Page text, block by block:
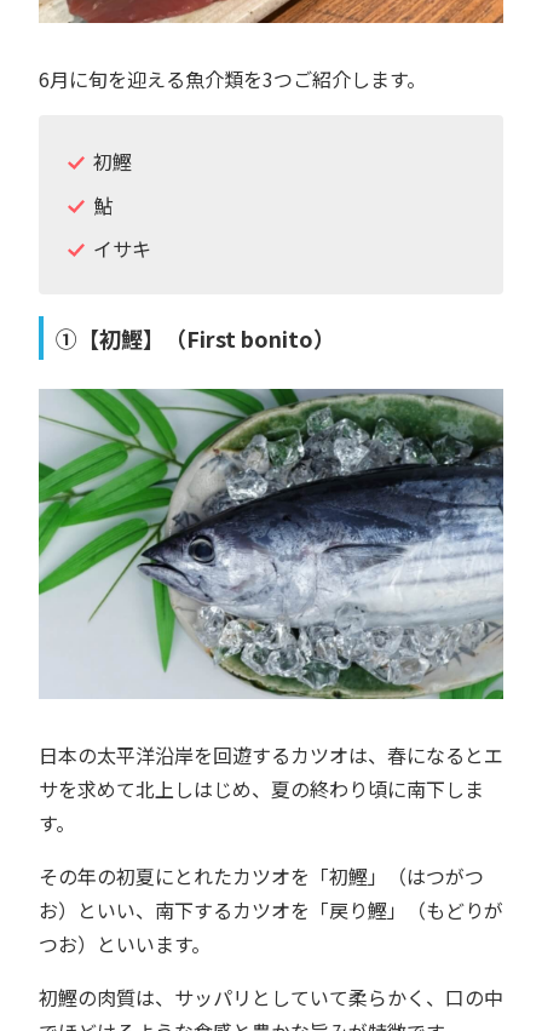
6月に旬を迎える魚介類を3つご紹介します。
初鰹
鮎
イサキ
①【初鰹】（First bonito）
日本の太平洋沿岸を回遊するカツオは、春になるとエ
サを求めて北上しはじめ、夏の終わり頃に南下しま
す。
その年の初夏にとれたカツオを「初鰹」（はつがつ
お）といい、南下するカツオを「戻り鰹」（もどりが
つお）といいます。
初鰹の肉質は、サッパリとしていて柔らかく、口の中